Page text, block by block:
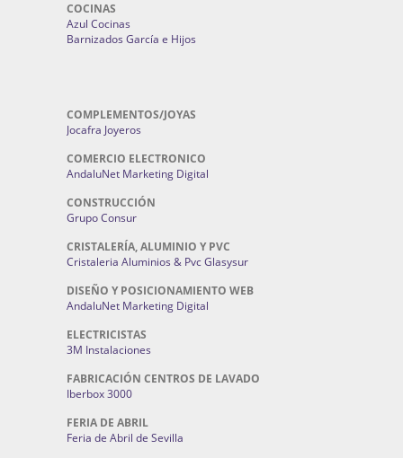
COCINAS
Azul Cocinas
Barnizados García e Hijos
COMPLEMENTOS/JOYAS
Jocafra Joyeros
COMERCIO ELECTRONICO
AndaluNet Marketing Digital
CONSTRUCCIÓN
Grupo Consur
CRISTALERÍA, ALUMINIO Y PVC
Cristaleria Aluminios & Pvc Glasysur
DISEÑO Y POSICIONAMIENTO WEB
AndaluNet Marketing Digital
ELECTRICISTAS
3M Instalaciones
FABRICACIÓN CENTROS DE LAVADO
Iberbox 3000
FERIA DE ABRIL
Feria de Abril de Sevilla